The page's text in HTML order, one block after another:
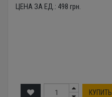
ЦЕНА ЗА ЕД.: 498 грн.
КУПИТЬ